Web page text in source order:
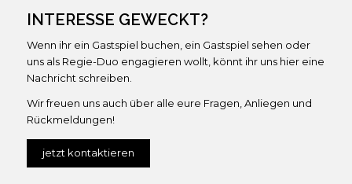
INTERESSE GEWECKT?
Wenn ihr ein Gastspiel buchen, ein Gastspiel sehen oder
uns als Regie-Duo engagieren wollt, könnt ihr uns hier eine
Nachricht schreiben.
Wir freuen uns auch über alle eure Fragen, Anliegen und
Rückmeldungen!
jetzt kontaktieren